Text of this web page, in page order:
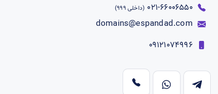
(داخلی 999)
66006550-021
domains@espandad.com
09121074996